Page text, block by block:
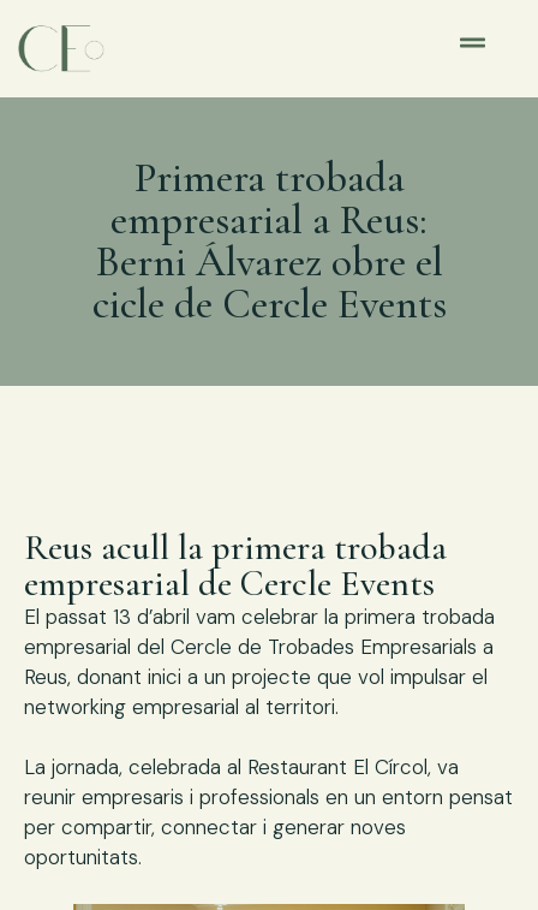
Primera trobada
empresarial a Reus:
Berni Álvarez obre el
cicle de Cercle Events
Reus acull la primera trobada
empresarial de Cercle Events
El passat 13 d’abril vam celebrar la primera trobada
empresarial del Cercle de Trobades Empresarials a
Reus, donant inici a un projecte que vol impulsar el
networking empresarial al territori.
La jornada, celebrada al Restaurant El Círcol, va
reunir empresaris i professionals en un entorn pensat
per compartir, connectar i generar noves
oportunitats.